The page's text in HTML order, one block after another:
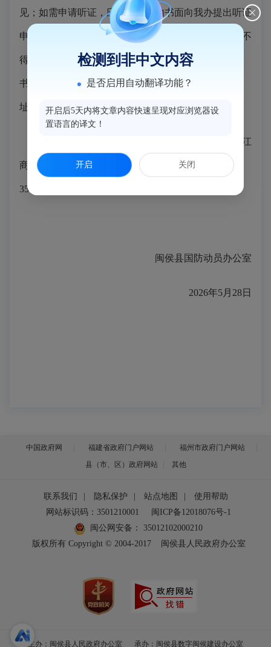
见；如需申请听证，应在公示期内书面向我办提出听证
申请。书面反馈意见、听证申请的递送时间或邮戳日不
得超过公示期最后一日24:00，逾期视为无效。提交的
书面材料须注明联系人真实姓名、联系电话及联系地
址。
县国动办地址：闽侯县甘蔗街道滨城大道73号滨江
商务中心E栋7层，电话： 0591-62198897，邮编：
350100。
闽侯县国防动员办公室
2026年5月28日
中国政府网 福建省政府门户网站
福州市政府门户网站
县（市、区）政府网站
其他
联系我们 隐私保护 站点地图
使用帮助
网站标识码：3501210001
闽ICP备12018076号-1
闽公网安备：
35012102000210
版权所有 Copyright © 2004-2017
闽侯县人民政府办公室
主办：闽侯县人民政府办公室 承办：闽侯县数字闽侯建设办公室
检测到非中文内容
是否启用自动翻译功能？
开启后5天内将文章内容快速呈现对应浏览器设
置语言的译文！
开启 关闭